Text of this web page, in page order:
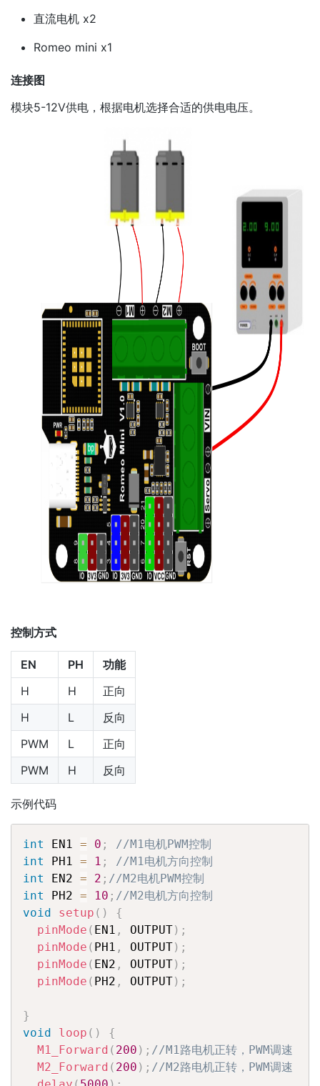
直流电机 x2
Romeo mini x1
连接图
模块5-12V供电，根据电机选择合适的供电电压。
控制方式
EN PH
功能
H
H
正向
H
L
反向
PWM
L
正向
PWM
H 反向
示例代码
int EN1 = 0 ;
//M1电机PWM控制
int
PH1 = 1 ;
//M1电机方向控制
int
EN2 = 2 ; //M2电机PWM控制
int
PH2 = 10 ; //M2电机方向控制
void
setup ( )
{
pinMode ( EN1 , OUTPUT) ;
pinMode ( PH1 , OUTPUT) ;
pinMode ( EN2 , OUTPUT) ;
pinMode ( PH2 , OUTPUT) ;
}
void
loop ( )
{
M1_Forward ( 200 ) ; //M1路电机正转，PWM调速
M2_Forward ( 200 ) ; //M2路电机正转，PWM调速